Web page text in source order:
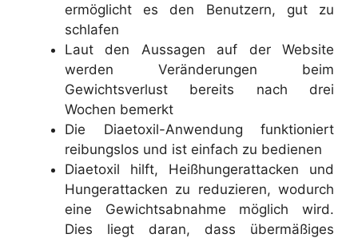
ermöglicht es den Benutzern, gut zu
schlafen
Laut den Aussagen auf der Website
werden Veränderungen beim
Gewichtsverlust bereits nach drei
Wochen bemerkt
Die Diaetoxil-Anwendung funktioniert
reibungslos und ist einfach zu bedienen
Diaetoxil hilft, Heißhungerattacken und
Hungerattacken zu reduzieren, wodurch
eine Gewichtsabnahme möglich wird.
Dies liegt daran, dass übermäßiges